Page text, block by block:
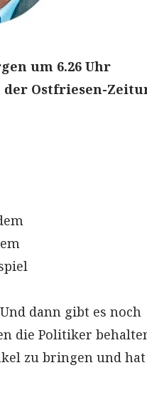
um 6.26 Uhr
der Ostfriesen-
dann gibt es noch
die Politiker
zu bringen und hat